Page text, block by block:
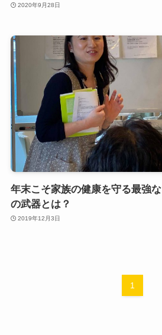
2020年9月28日
年末こそ家族の健康を守る最強
の武器とは？
2019年12月3日
1